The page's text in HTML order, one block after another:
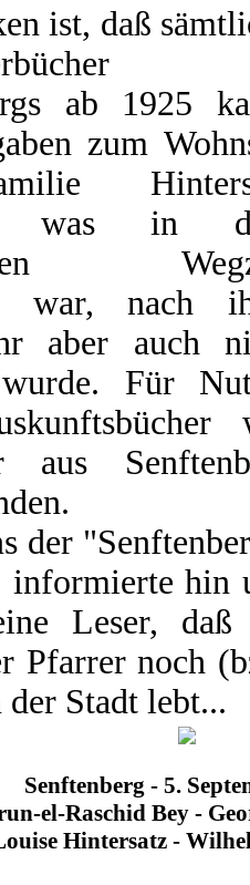
ist, daß
ab 1925
zum
was in
war, nach
aber auch
Für
aus
der
informierte hin
Leser,
Pfarrer noch
Stadt lebt...
Senftenberg - 5.
el-Raschid Bey -
Hintersatz -